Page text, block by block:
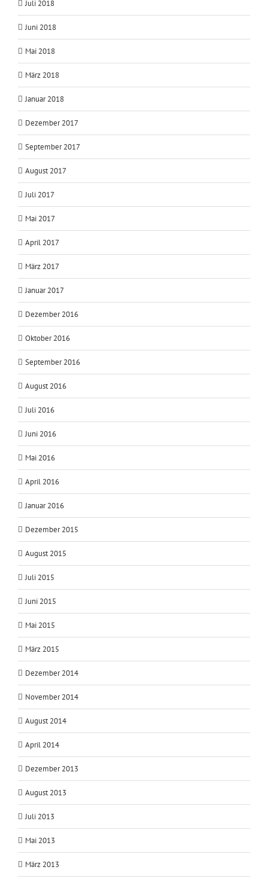
Juli 2018
Juni 2018
Mai 2018
März 2018
Januar 2018
Dezember 2017
September 2017
August 2017
Juli 2017
Mai 2017
April 2017
März 2017
Januar 2017
Dezember 2016
Oktober 2016
September 2016
August 2016
Juli 2016
Juni 2016
Mai 2016
April 2016
Januar 2016
Dezember 2015
August 2015
Juli 2015
Juni 2015
Mai 2015
März 2015
Dezember 2014
November 2014
August 2014
April 2014
Dezember 2013
August 2013
Juli 2013
Mai 2013
März 2013